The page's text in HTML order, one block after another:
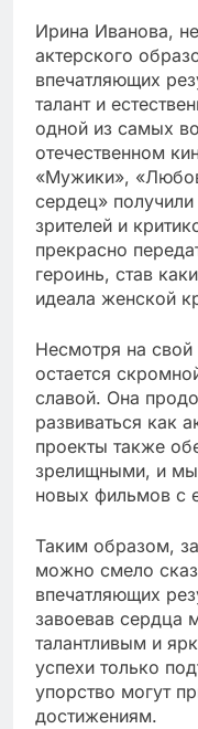
Ирина Иванова,
актерского
впечатляющих
талант и
одной из самых
отечественном
«Мужики»,
сердец»
зрителей и
прекрасно
героинь, став
идеала женской
Несмотря на
остается
славой. Она
развиваться как
проекты также
зрелищными, и
новых фильмов с
Таким образом,
можно смело
впечатляющих
завоевав сердца
талантливым и
успехи только
упорство могут
достижениям.